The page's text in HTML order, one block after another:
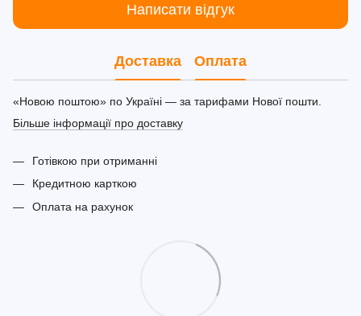
Написати відгук
Доставка Оплата
«Новою поштою» по Україні — за тарифами Нової пошти.
Більше інформації про доставку
Готівкою при отриманні
Кредитною карткою
Оплата на рахунок